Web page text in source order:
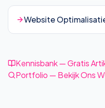
Website
Kennisbank — Gratis
Portfolio — Bekijk Ons